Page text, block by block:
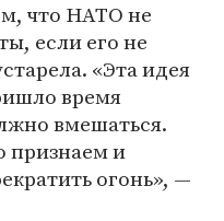
что НАТО не
если его не
«Эта идея
время
вмешаться.
признаем и
огонь», —